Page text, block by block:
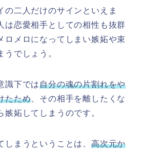
の二人だけのサインといえま
は恋愛相手としての相性も抜群
ロメロになってしまい嫉妬や束
でしょう。
識下では自分の魂の片割れをや
たため 、その相手を離したくな
妬してしまうのです。
しまうということは、 高次元か